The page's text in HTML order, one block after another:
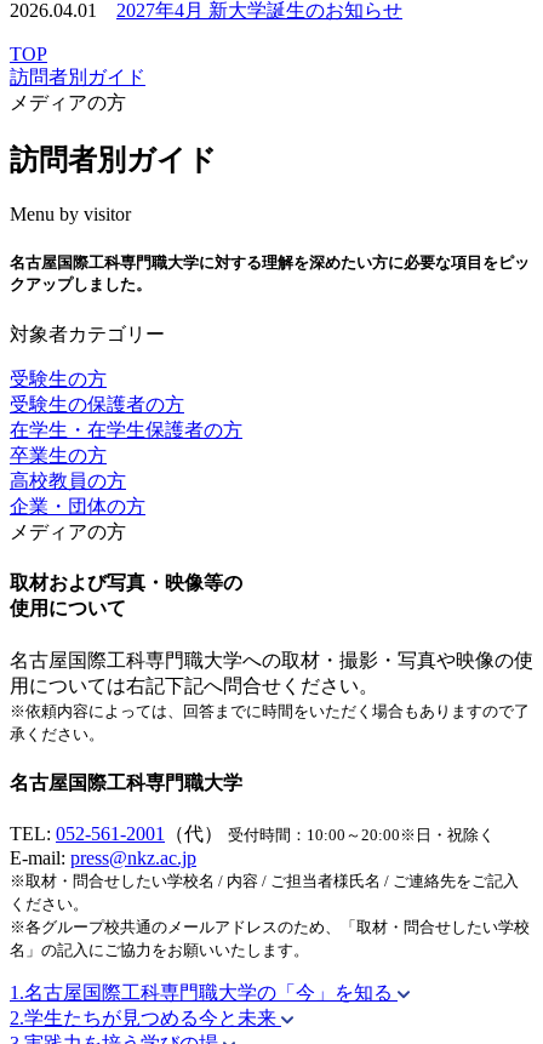
2026.04.01 2027年4月 新大学誕生のお知らせ
TOP
訪問者別ガイド
メディアの方
訪問者別ガイド
Menu by visitor
名古屋国際工科専門職大学に対する理解を深めたい方に必要な項目をピッ
クアップしました。
対象者カテゴリー
受験生の方
受験生の保護者の方
在学生・在学生保護者の方
卒業生の方
高校教員の方
企業・団体の方
メディアの方
取材および写真・映像等の
使用について
名古屋国際工科専門職大学への取材・撮影・写真や映像の使
用については右記下記へ問合せください。
※依頼内容によっては、回答までに時間をいただく場合もありますので了
承ください。
名古屋国際工科専門職大学
TEL: 052-561-2001 （代） 受付時間：10:00～20:00※日・祝除く
E-mail: press@nkz.ac.jp
※取材・問合せしたい学校名 / 内容 / ご担当者様氏名 / ご連絡先をご記入
ください。
※各グループ校共通のメールアドレスのため、「取材・問合せしたい学校
名」の記入にご協力をお願いいたします。
1.名古屋国際工科専門職大学の「今」を知る
2.学生たちが見つめる今と未来